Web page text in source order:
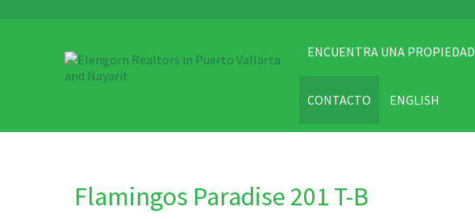
ENCUENTRA UNA PROPIEDAD
CONTACTO ENGLISH
Flamingos Paradise 201 T-B